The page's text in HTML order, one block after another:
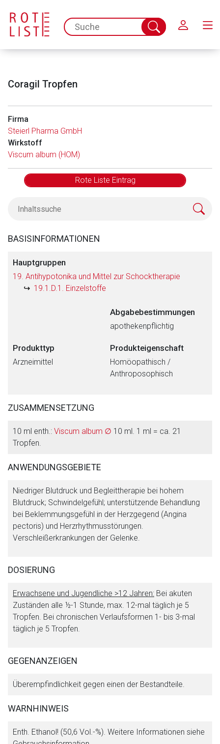
spc.search.input.placeholder
Suche
abschicken
Coragil Tropfen
Firma
Steierl Pharma GmbH
Wirkstoff
Viscum album (HOM)
Rote Liste Eintrag
BASISINFORMATIONEN
Hauptgruppen
19. Antihypotonika und Mittel zur Schocktherapie
19.1.D.1. Einzelstoffe
Abgabebestimmungen
apothekenpflichtig
Produkttyp
Arzneimittel
Produkteigenschaft
Homöopathisch /
Anthroposophisch
ZUSAMMENSETZUNG
10 ml enth.: Viscum album ∅ 10 ml. 1 ml = ca. 21
Tropfen.
ANWENDUNGSGEBIETE
Niedriger Blutdruck und Begleittherapie bei hohem
Blutdruck; Schwindelgefühl; unterstützende Behandlung
bei Beklemmungsgefühl in der Herzgegend (Angina
pectoris) und Herzrhythmusstörungen.
Verschleißerkrankungen der Gelenke.
DOSIERUNG
Erwachsene und Jugendliche >12 Jahren: Bei akuten
Zuständen alle ½-1 Stunde, max. 12-mal täglich je 5
Tropfen. Bei chronischen Verlaufsformen 1- bis 3-mal
täglich je 5 Tropfen.
GEGENANZEIGEN
Überempfindlichkeit gegen einen der Bestandteile.
WARNHINWEIS
Enth. Ethanol! (50,6 Vol.-%). Weitere Informationen siehe
Der von Ihnen aufgerufene Link öffnet eine externe Web-
Seite. Für die Inhalte der externen Web-Seite ist deren
Betreiber verantwortlich. Ebenso gelten dort ggf. andere